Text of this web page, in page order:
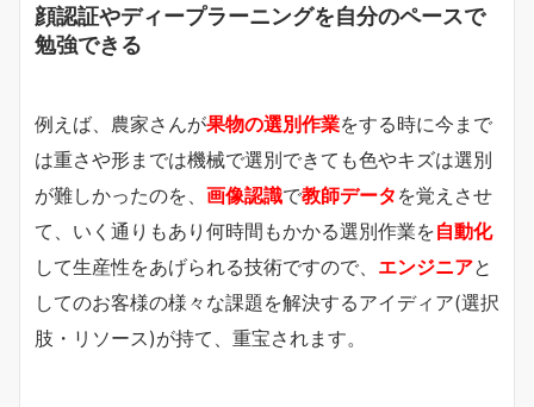
顔認証やディープラーニングを自分のペースで
勉強できる
例えば、農家さんが果物の選別作業をする時に今まで
は重さや形までは機械で選別できても色やキズは選別
が難しかったのを、 画像認識で教師データ を覚えさせ
て、いく通りもあり何時間もかかる選別作業を自動化
して生産性をあげられる技術ですので、 エンジニアと
してのお客様の様々な課題を解決するアイディア(選択
肢・リソース)が持て、重宝されます。